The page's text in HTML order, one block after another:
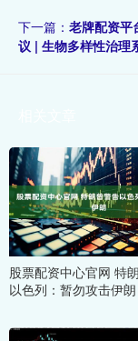
下一篇： 老牌配资平
议 | 生物多样性治
股票配资中心官网 特
以色列：暂勿攻击伊朗